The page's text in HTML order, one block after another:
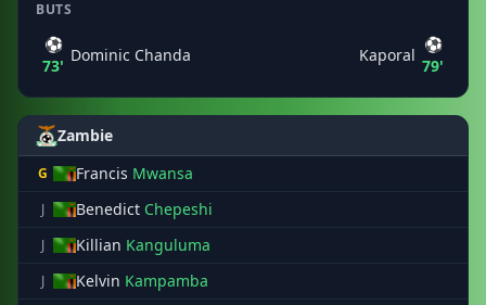
BUTS
⚽
73'
Dominic Chanda Kaporal
⚽
79'
Zambie
G Francis Mwansa
J Benedict Chepeshi
J Killian Kanguluma
J Kelvin Kampamba